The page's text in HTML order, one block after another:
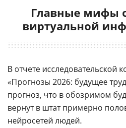
Главные мифы
виртуальной
В отчете исследовательской
«Прогнозы 2026: будущее
прогноз, что в обозримом
вернут в штат примерно
нейросетей людей.